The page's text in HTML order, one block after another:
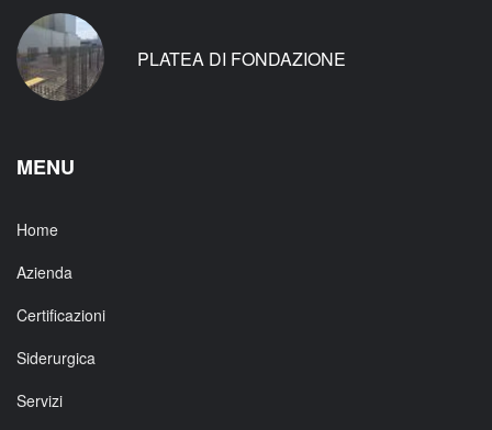
PLATEA DI FONDAZIONE
MENU
Home
Azienda
Certificazioni
Siderurgica
Servizi